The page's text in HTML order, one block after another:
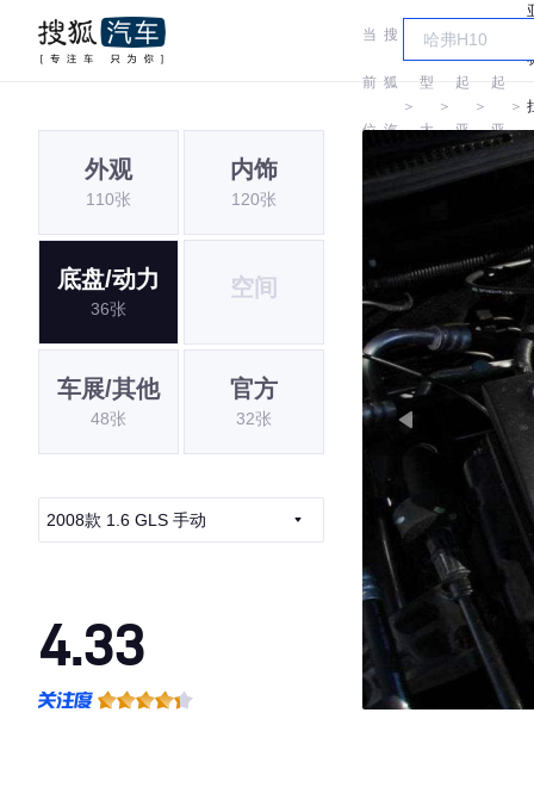
当
前
位
置:
搜
狐
汽
车
＞
车
型
大
＞
起
亚
＞
起
亚
＞
外观
110张
内饰
120张
底盘/动力
36张
空间
车展/其他
48张
官方
32张
2008款 1.6 GLS 手动
4.33